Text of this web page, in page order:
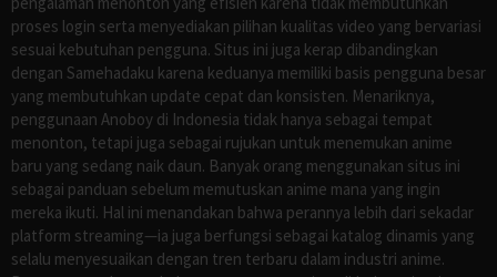
proses login serta menyediakan pilihan kualitas video yang bervariasi
sesuai kebutuhan pengguna. Situs ini juga kerap dibandingkan
dengan Samehadaku karena keduanya memiliki basis pengguna besar
yang membutuhkan update cepat dan konsisten. Menariknya,
penggunaan Anoboy di Indonesia tidak hanya sebagai tempat
menonton, tetapi juga sebagai rujukan untuk menemukan anime
baru yang sedang naik daun. Banyak orang menggunakan situs ini
sebagai panduan sebelum memutuskan anime mana yang ingin
mereka ikuti. Hal ini menandakan bahwa perannya lebih dari sekadar
platform streaming—ia juga berfungsi sebagai katalog dinamis yang
selalu menyesuaikan dengan tren terbaru dalam industri anime.